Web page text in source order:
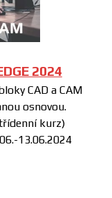
2024
CAD a CAM
osnovou.
kurz)
13.06.2024